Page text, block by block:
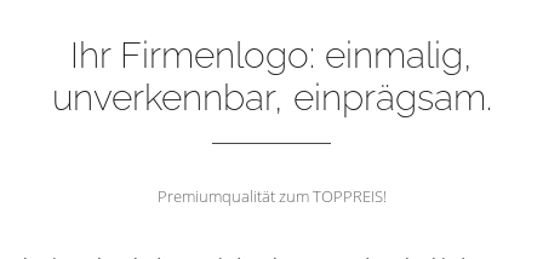
Ihr Firmenlogo: einmalig,
unverkennbar, einprägsam.
Premiumqualität zum TOPPREIS!